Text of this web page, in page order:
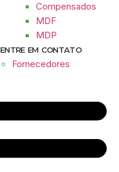
Compensados
MDF
MDP
ENTRE EM CONTATO
Fornecedores